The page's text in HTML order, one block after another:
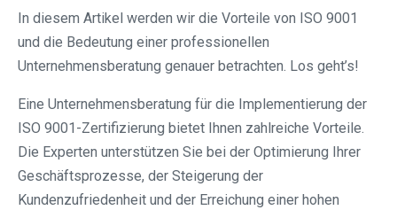
In diesem Artikel werden wir die Vorteile von ISO 9001
und die Bedeutung einer professionellen
Unternehmensberatung genauer betrachten. Los geht’s!
Eine Unternehmensberatung für die Implementierung der
ISO 9001-Zertifizierung bietet Ihnen zahlreiche Vorteile.
Die Experten unterstützen Sie bei der Optimierung Ihrer
Geschäftsprozesse, der Steigerung der
Kundenzufriedenheit und der Erreichung einer hohen